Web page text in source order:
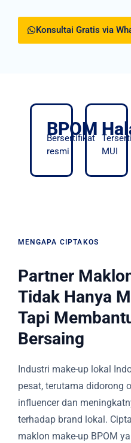
Konsultai Gratis via
BPOM
Bersertifikat
resmi
MUI
MENGAPA CIPTAKOS
Partner
Tidak Hanya
Tapi
Bersaing
Industri make-up lokal
pesat, terutama didorong
influencer dan
terhadap brand lokal.
maklon make-up BPOM